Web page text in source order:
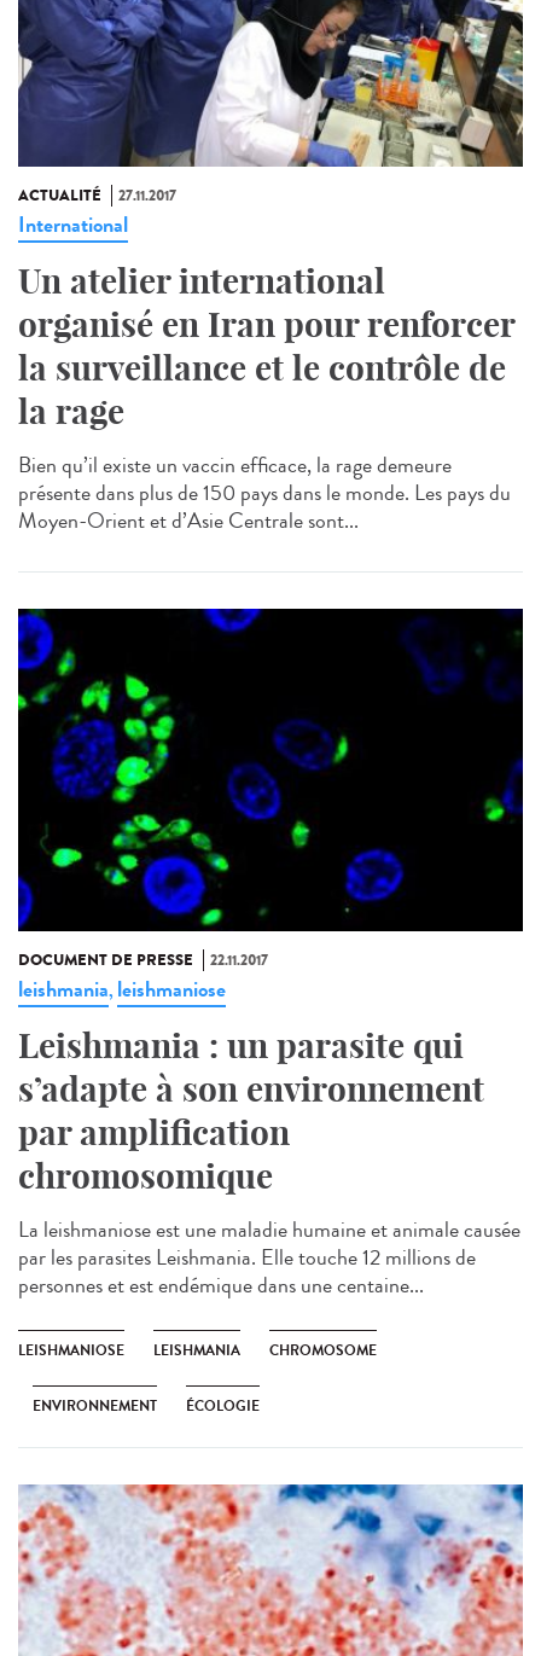
ACTUALITÉ 27.11.2017
International
Un atelier international
organisé en Iran pour renforcer
la surveillance et le contrôle de
la rage
Bien qu’il existe un vaccin efficace, la rage demeure
présente dans plus de 150 pays dans le monde. Les pays du
Moyen-Orient et d’Asie Centrale sont...
DOCUMENT DE PRESSE 22.11.2017
leishmania, leishmaniose
Leishmania : un parasite qui
s’adapte à son environnement
par amplification
chromosomique
La leishmaniose est une maladie humaine et animale causée
par les parasites Leishmania. Elle touche 12 millions de
personnes et est endémique dans une centaine...
LEISHMANIOSE LEISHMANIA CHROMOSOME
ENVIRONNEMENT ÉCOLOGIE